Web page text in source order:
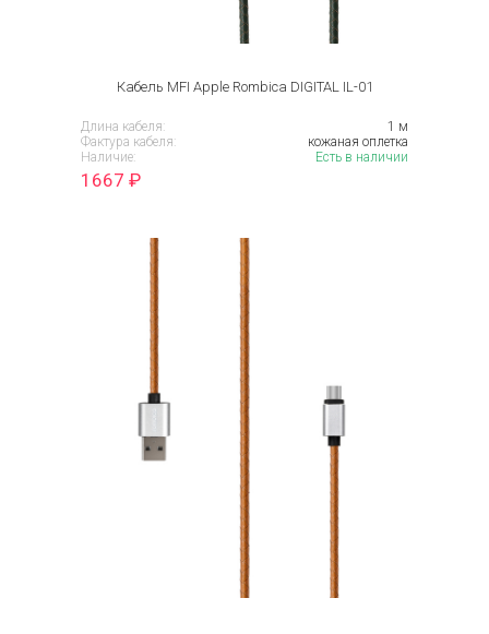
Кабель MFI Apple Rombica DIGITAL IL-01
Длина кабеля:
1 м
Фактура кабеля:
кожаная оплетка
Наличие:
Есть в наличии
1667 ₽